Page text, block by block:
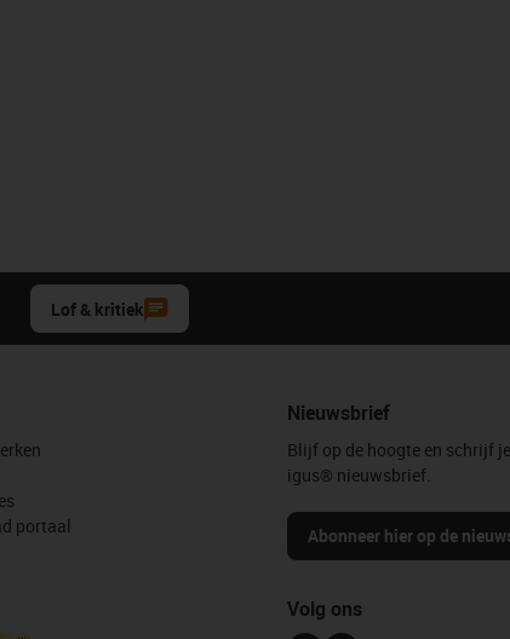
Lof & kritiek
portaal
Nieuwsbrief
Blijf op de hoogte en schrijf
igus® nieuwsbrief.
Abonneer hier op de
Volg ons